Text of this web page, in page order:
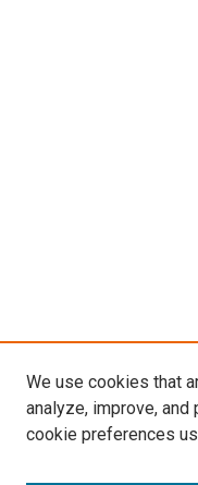
We use cookies that
analyze, improve, and
cookie preferences